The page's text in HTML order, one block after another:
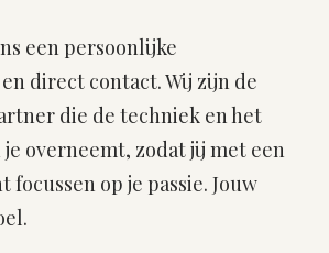
een persoonlijke
direct contact. Wij zijn de
die de techniek en het
overneemt, zodat jij met een
focussen op je passie. Jouw